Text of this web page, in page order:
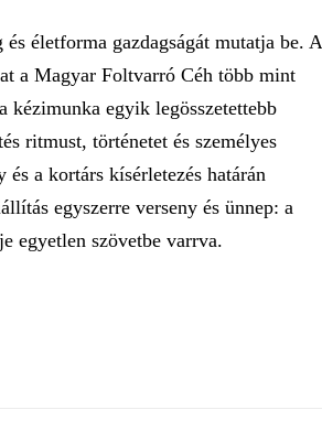
életforma gazdagságát mutatja be. A
a Magyar Foltvarró Céh több mint
egyik legösszetettebb
ritmust, történetet és személyes
a kortárs kísérletezés határán
egyszerre verseny és ünnep: a
egyetlen szövetbe varrva.